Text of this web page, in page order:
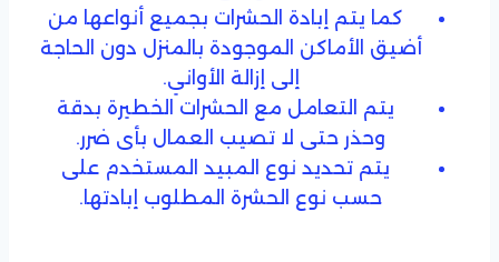
كما يتم إبادة الحشرات بجميع أنواعها من
أضيق الأماكن الموجودة بالمنزل دون الحاجة
إلى إزالة الأواني.
يتم التعامل مع الحشرات الخطيرة بدقة
وحذر حتى لا تصيب العمال بأى ضرر.
يتم تحديد نوع المبيد المستخدم على
حسب نوع الحشرة المطلوب إبادتها.